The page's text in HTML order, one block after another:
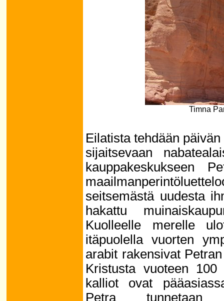
Timna
Eilatista tehdään
sijaitsevaan
kauppakeskukseen
seitsemästä uudesta
hakattu
Kuolleelle merelle
itäpuolella vuorten
arabit rakensivat
Kristusta vuoteen 100
kalliot ovat
Petra tunnetaan